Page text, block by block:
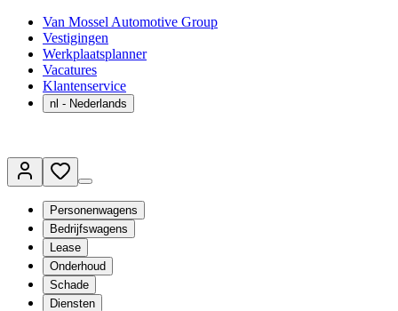
Van Mossel Automotive Group
Vestigingen
Werkplaatsplanner
Vacatures
Klantenservice
nl - Nederlands
Personenwagens
Bedrijfswagens
Lease
Onderhoud
Schade
Diensten